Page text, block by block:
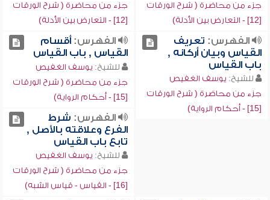
جزء من محاضرة ( شرح الورقات
[12] - التعارض بين الأدلة)
جزء من محاضرة ( شرح الورقات
[12] - التعارض بين الأدلة)
الفهرس: تعريف
القياس وبيان أركانه ,
باب القياس
للشيخ: يوسف الغفيص
جزء من محاضرة ( شرح الورقات
[15] - أحكام الرواية)
الفهرس:أقسام
القياس , باب القياس
للشيخ: يوسف الغفيص
جزء من محاضرة ( شرح الورقات
[15] - أحكام الرواية)
الفهرس: شرط
الفرع وعلاقته بالأصل ,
تابع باب القياس
للشيخ: يوسف الغفيص
جزء من محاضرة ( شرح الورقات
[16] - القياس - قياس الشبه)